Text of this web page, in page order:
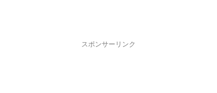
スポンサーリンク